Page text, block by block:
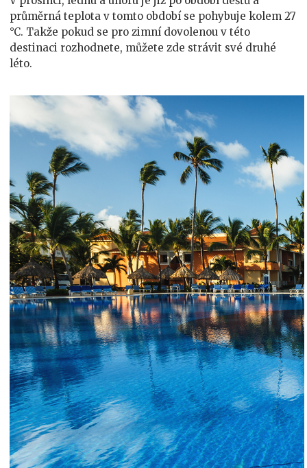
průměrná teplota v tomto období se pohybuje kolem 27
°C. Takže pokud se pro zimní dovolenou v této
destinaci rozhodnete, můžete zde strávit své druhé
léto.